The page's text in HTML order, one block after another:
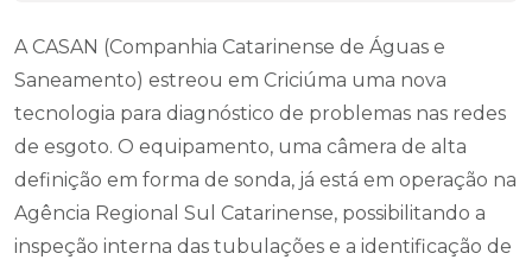
A CASAN (Companhia Catarinense de Águas e
Saneamento) estreou em Criciúma uma nova
tecnologia para diagnóstico de problemas nas redes
de esgoto. O equipamento, uma câmera de alta
definição em forma de sonda, já está em operação na
Agência Regional Sul Catarinense, possibilitando a
inspeção interna das tubulações e a identificação de